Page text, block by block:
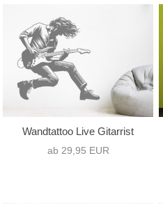
Wandtattoo Live Gitarrist
ab 29,95 EUR